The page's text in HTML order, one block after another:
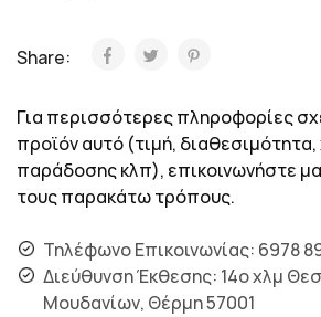
Share:
Για περισσότερες πληροφορίες
προϊόν αυτό (τιμή,
παράδοσης κλπ), επικοινωνήστε
τους παρακάτω τρόπους.
Τηλέφωνο Επικοινωνίας: 6978
Διεύθυνση Έκθεσης: 14ο χλμ
Μουδανίων, Θέρμη 57001